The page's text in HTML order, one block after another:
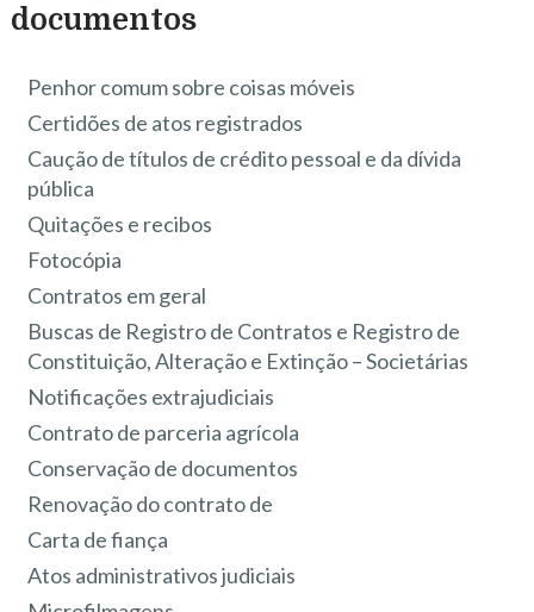
documentos
Penhor comum sobre coisas móveis
Certidões de atos registrados
Caução de títulos de crédito pessoal e da dívida
pública
Quitações e recibos
Fotocópia
Contratos em geral
Buscas de Registro de Contratos e Registro de
Constituição, Alteração e Extinção – Societárias
Notificações extrajudiciais
Contrato de parceria agrícola
Conservação de documentos
Renovação do contrato de
Carta de fiança
Atos administrativos judiciais